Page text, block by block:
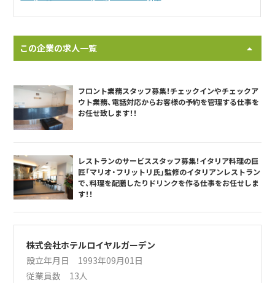
この企業の求人一覧
フロント業務スタッフ募集！チェックインやチェックア
ウト業務、電話対応からお客様の予約を管理する仕事を
お任せ致します！！
レストランのサービススタッフ募集！イタリア料理の巨
匠「マリオ・フリットリ氏」監修のイタリアンレストラン
で、料理を配膳したりドリンクを作る仕事をお任せしま
す！！
株式会社ホテルロイヤルガーデン
設立年月日 1993年09月01日
従業員数 13人